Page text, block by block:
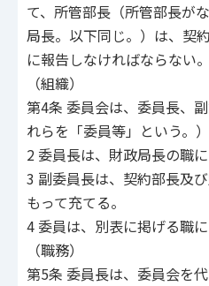
て、所管部長（所管部長が
局長。以下同じ。）は、契
に報告しなければならない。
（組織）
第4条 委員会は、委員長、
れらを「委員等」という。
2 委員長は、財政局長の職
3 副委員長は、契約部長及
もって充てる。
4 委員は、別表に掲げる職
（職務）
第5条 委員長は、委員会を